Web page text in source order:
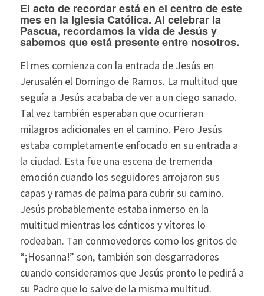
El acto de recordar está en el centro de este
mes en la Iglesia Católica. Al celebrar la
Pascua, recordamos la vida de Jesús y
sabemos que está presente entre nosotros.
El mes comienza con la entrada de Jesús en
Jerusalén el Domingo de Ramos. La multitud que
seguía a Jesús acababa de ver a un ciego sanado.
Tal vez también esperaban que ocurrieran
milagros adicionales en el camino. Pero Jesús
estaba completamente enfocado en su entrada a
la ciudad. Esta fue una escena de tremenda
emoción cuando los seguidores arrojaron sus
capas y ramas de palma para cubrir su camino.
Jesús probablemente estaba inmerso en la
multitud mientras los cánticos y vítores lo
rodeaban. Tan conmovedores como los gritos de
“¡Hosanna!” son, también son desgarradores
cuando consideramos que Jesús pronto le pedirá a
su Padre que lo salve de la misma multitud.